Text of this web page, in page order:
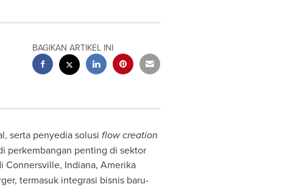
BAGIKAN ARTIKEL INI
serta penyedia solusi flow creation
perkembangan penting di sektor
Connersville, Indiana, Amerika
termasuk integrasi bisnis baru-